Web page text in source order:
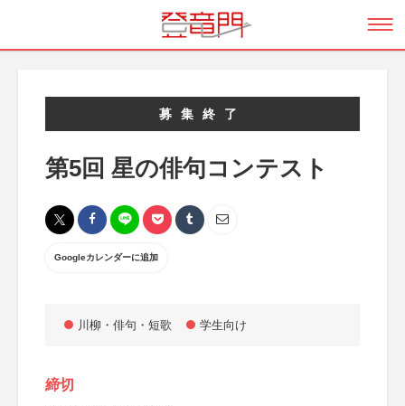
募集終了
第5回 星の俳句コンテスト
Googleカレンダーに追加
川柳・俳句・短歌 学生向け
締切